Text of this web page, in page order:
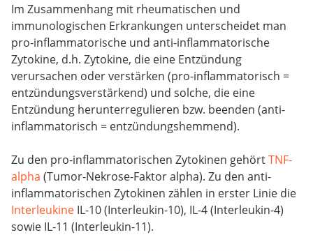
Im Zusammenhang mit rheumatischen und
immunologischen Erkrankungen unterscheidet man
pro-inflammatorische und anti-inflammatorische
Zytokine, d.h. Zytokine, die eine Entzündung
verursachen oder verstärken (pro-inflammatorisch =
entzündungsverstärkend) und solche, die eine
Entzündung herunterregulieren bzw. beenden (anti-
inflammatorisch = entzündungshemmend).
Zu den pro-inflammatorischen Zytokinen gehörtTNF-
alpha (Tumor-Nekrose-Faktor alpha). Zu den anti-
inflammatorischen Zytokinen zählen in erster Linie die
Interleukine IL-10 (Interleukin-10), IL-4 (Interleukin-4)
sowie IL-11 (Interleukin-11).